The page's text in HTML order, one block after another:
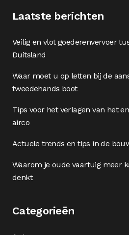
Laatste berichten
Veilig en vlot goederenvervoer
Duitsland
Waar moet u op letten bij de
tweedehands boot
Tips voor het verlagen van het
airco
Actuele trends en tips in de
Waarom je oude vaartuig meer
denkt
Categorieën